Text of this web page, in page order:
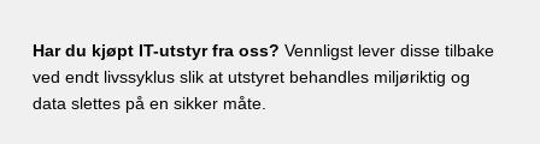
Har du kjøpt IT-utstyr fra oss? Vennligst lever disse tilbake
ved endt livssyklus slik at utstyret behandles miljøriktig og
data slettes på en sikker måte.